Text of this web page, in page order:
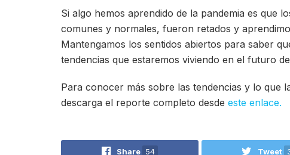
Si algo hemos aprendido de la pandemia es que
comunes y normales, fueron retados y
Mantengamos los sentidos abiertos para saber
tendencias que estaremos viviendo en el futuro
Para conocer más sobre las tendencias y lo que
descarga el reporte completo desde este enlace.
Share 54 Tweet